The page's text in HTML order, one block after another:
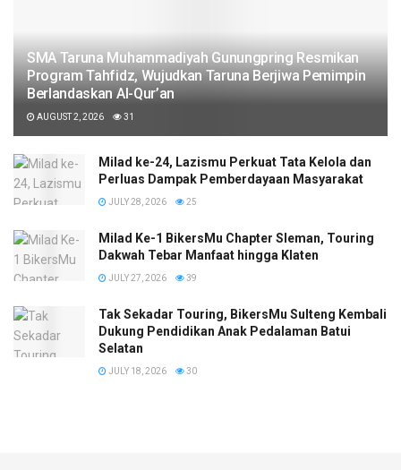
SMA Taruna Muhammadiyah Gunungpring Resmikan
Program Tahfidz, Wujudkan Taruna Berjiwa Pemimpin
Berlandaskan Al-Qur’an
AUGUST 2, 2026 31
Milad ke-24, Lazismu Perkuat Tata Kelola dan
Perluas Dampak Pemberdayaan Masyarakat
JULY 28, 2026 25
Milad Ke-1 BikersMu Chapter Sleman, Touring
Dakwah Tebar Manfaat hingga Klaten
JULY 27, 2026 39
Tak Sekadar Touring, BikersMu Sulteng Kembali
Dukung Pendidikan Anak Pedalaman Batui
Selatan
JULY 18, 2026 30